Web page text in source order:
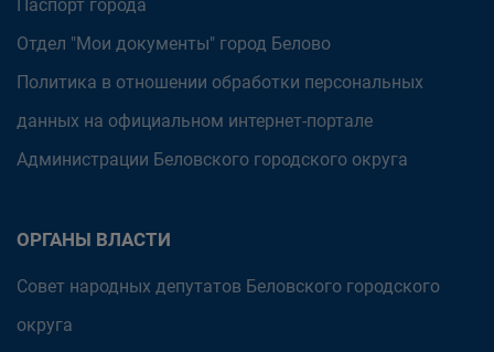
Паспорт города
Отдел "Мои документы" город Белово
Политика в отношении обработки персональных
данных на официальном интернет-портале
Администрации Беловского городского округа
ОРГАНЫ ВЛАСТИ
Совет народных депутатов Беловского городского
округа